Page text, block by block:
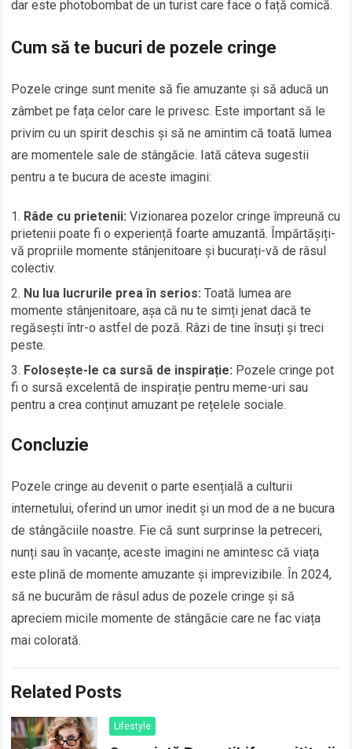
dar este photobombat de un turist care face o față comică.
Cum să te bucuri de pozele cringe
Pozele cringe sunt menite să fie amuzante și să aducă un
zâmbet pe fața celor care le privesc. Este important să le
privim cu un spirit deschis și să ne amintim că toată lumea
are momentele sale de stângăcie. Iată câteva sugestii
pentru a te bucura de aceste imagini:
Râde cu prietenii: Vizionarea pozelor cringe împreună cu
prietenii poate fi o experiență foarte amuzantă. Împărtășiți-
vă propriile momente stânjenitoare și bucurați-vă de râsul
colectiv.
Nu lua lucrurile prea în serios: Toată lumea are
momente stânjenitoare, așa că nu te simți jenat dacă te
regăsești într-o astfel de poză. Râzi de tine însuți și treci
peste.
Folosește-le ca sursă de inspirație: Pozele cringe pot
fi o sursă excelentă de inspirație pentru meme-uri sau
pentru a crea conținut amuzant pe rețelele sociale.
Concluzie
Pozele cringe au devenit o parte esențială a culturii
internetului, oferind un umor inedit și un mod de a ne bucura
de stângăciile noastre. Fie că sunt surprinse la petreceri,
nunți sau în vacanțe, aceste imagini ne amintesc că viața
este plină de momente amuzante și imprevizibile. În 2024,
să ne bucurăm de râsul adus de pozele cringe și să
apreciem micile momente de stângăcie care ne fac viața
mai colorată.
Related Posts
Lifestyle